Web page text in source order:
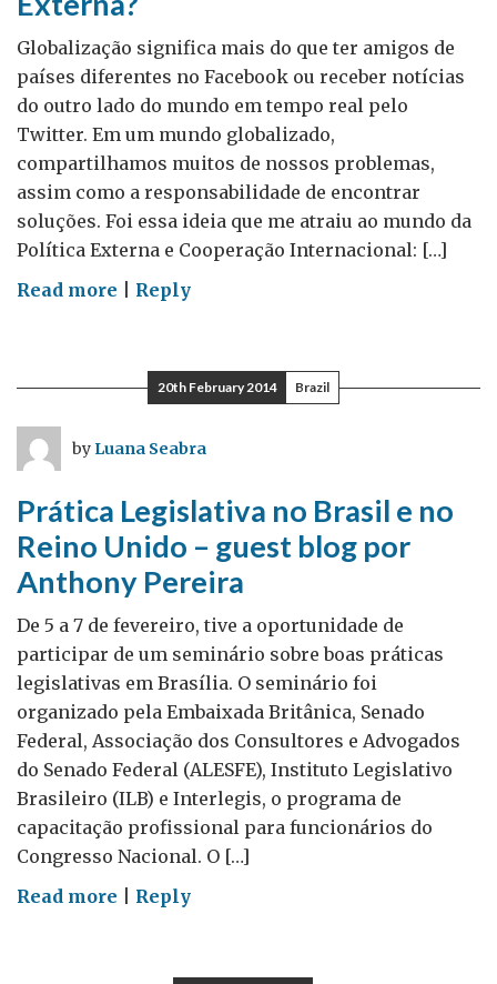
Globalização significa mais do que ter amigos de
países diferentes no Facebook ou receber notícias
do outro lado do mundo em tempo real pelo
Twitter. Em um mundo globalizado,
compartilhamos muitos de nossos problemas,
assim como a responsabilidade de encontrar
soluções. Foi essa ideia que me atraiu ao mundo da
Política Externa e Cooperação Internacional: […]
Read more on
Política
Reply
20th February 2014 Brazil
by Luana Seabra
Prática Legislativa no Brasil e no
Reino Unido – guest blog por
Anthony Pereira
De 5 a 7 de fevereiro, tive a oportunidade de
participar de um seminário sobre boas práticas
legislativas em Brasília. O seminário foi
organizado pela Embaixada Britânica, Senado
Federal, Associação dos Consultores e Advogados
do Senado Federal (ALESFE), Instituto Legislativo
Brasileiro (ILB) e Interlegis, o programa de
capacitação profissional para funcionários do
Congresso Nacional. O […]
Read more onReply